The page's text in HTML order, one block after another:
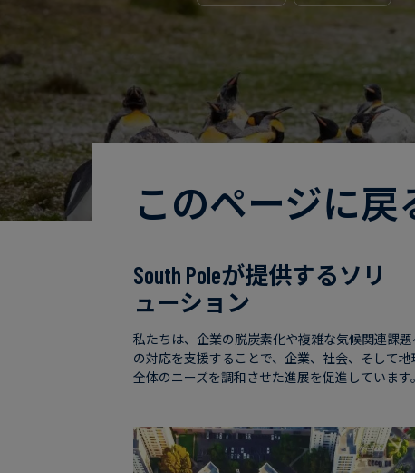
このページに戻
South Poleが提供するソリ
ューション
私たちは、企業の脱炭素化や複雑な気候関連課題
の対応を支援することで、企業、社会、そして地
全体のニーズを調和させた進展を促進しています。